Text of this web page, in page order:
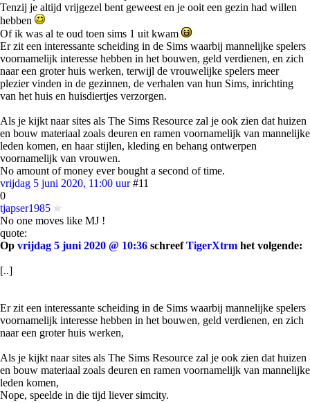
Tenzij je altijd vrijgezel bent geweest en je ooit een gezin had willen
hebben
Of ik was al te oud toen sims 1 uit kwam
Er zit een interessante scheiding in de Sims waarbij mannelijke spelers
voornamelijk interesse hebben in het bouwen, geld verdienen, en zich
naar een groter huis werken, terwijl de vrouwelijke spelers meer
plezier vinden in de gezinnen, de verhalen van hun Sims, inrichting
van het huis en huisdiertjes verzorgen.
Als je kijkt naar sites als The Sims Resource zal je ook zien dat huizen
en bouw materiaal zoals deuren en ramen voornamelijk van mannelijke
leden komen, en haar stijlen, kleding en behang ontwerpen
voornamelijk van vrouwen.
No amount of money ever bought a second of time.
vrijdag 5 juni 2020, 11:00 uur #11
0
tjapser1985
No one moves like MJ !
quote:
Op vrijdag 5 juni 2020 @ 10:36 schreefTigerXtrm het volgende:
[..]
Er zit een interessante scheiding in de Sims waarbij mannelijke spelers
voornamelijk interesse hebben in het bouwen, geld verdienen, en zich
naar een groter huis werken,
Als je kijkt naar sites als The Sims Resource zal je ook zien dat huizen
en bouw materiaal zoals deuren en ramen voornamelijk van mannelijke
leden komen,
Nope, speelde in die tijd liever simcity.